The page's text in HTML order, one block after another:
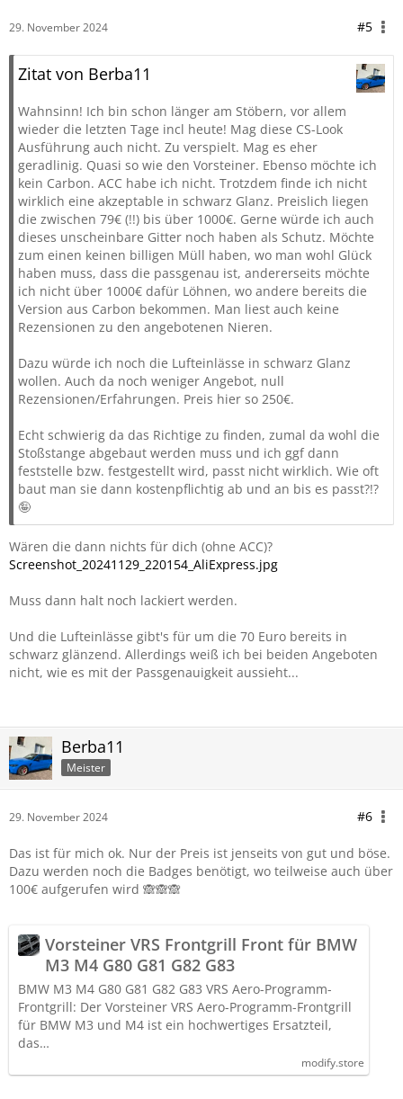
29. November 2024 #5
Zitat von Berba11
Wahnsinn! Ich bin schon länger am Stöbern, vor allem
wieder die letzten Tage incl heute! Mag diese CS-Look
Ausführung auch nicht. Zu verspielt. Mag es eher
geradlinig. Quasi so wie den Vorsteiner. Ebenso möchte ich
kein Carbon. ACC habe ich nicht. Trotzdem finde ich nicht
wirklich eine akzeptable in schwarz Glanz. Preislich liegen
die zwischen 79€ (!!) bis über 1000€. Gerne würde ich auch
dieses unscheinbare Gitter noch haben als Schutz. Möchte
zum einen keinen billigen Müll haben, wo man wohl Glück
haben muss, dass die passgenau ist, andererseits möchte
ich nicht über 1000€ dafür Löhnen, wo andere bereits die
Version aus Carbon bekommen. Man liest auch keine
Rezensionen zu den angebotenen Nieren.
Dazu würde ich noch die Lufteinlässe in schwarz Glanz
wollen. Auch da noch weniger Angebot, null
Rezensionen/Erfahrungen. Preis hier so 250€.
Echt schwierig da das Richtige zu finden, zumal da wohl die
Stoßstange abgebaut werden muss und ich ggf dann
feststelle bzw. festgestellt wird, passt nicht wirklich. Wie oft
baut man sie dann kostenpflichtig ab und an bis es passt?!?
🤪
Wären die dann nichts für dich (ohne ACC)?
Screenshot_20241129_220154_AliExpress.jpg
Muss dann halt noch lackiert werden.
Und die Lufteinlässe gibt's für um die 70 Euro bereits in
schwarz glänzend. Allerdings weiß ich bei beiden Angeboten
nicht, wie es mit der Passgenauigkeit aussieht...
Berba11
Meister
29. November 2024 #6
Das ist für mich ok. Nur der Preis ist jenseits von gut und böse.
Dazu werden noch die Badges benötigt, wo teilweise auch über
100€ aufgerufen wird 🙈🙈🙈
Vorsteiner VRS Frontgrill Front für BMW
M3 M4 G80 G81 G82 G83
BMW M3 M4 G80 G81 G82 G83 VRS Aero-Programm-
Frontgrill: Der Vorsteiner VRS Aero-Programm-Frontgrill
für BMW M3 und M4 ist ein hochwertiges Ersatzteil,
das…
modify.store